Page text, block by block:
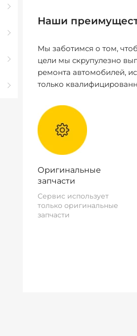
Наши
Мы заботимся о том,
цели мы скрупулезно
ремонта автомобилей,
только
Оригинальные
запчасти
Сервис использует
только оригинальные
запчасти